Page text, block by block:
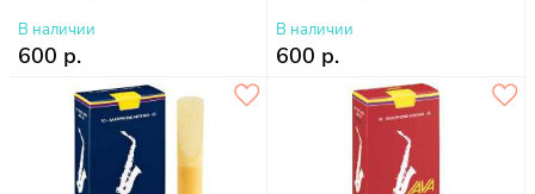
В наличии
600 р.
В наличии
600 р.